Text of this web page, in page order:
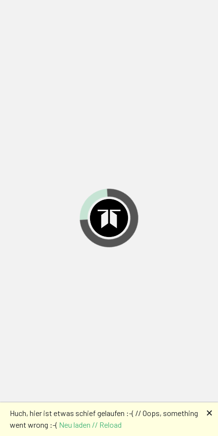
Huch, hier ist etwas schief gelaufen :-( // Oops, something
went wrong :-( Neu laden // Reload
🗙